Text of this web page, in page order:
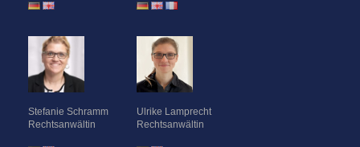
Stefanie Schramm
Rechtsanwältin
Ulrike Lamprecht
Rechtsanwältin